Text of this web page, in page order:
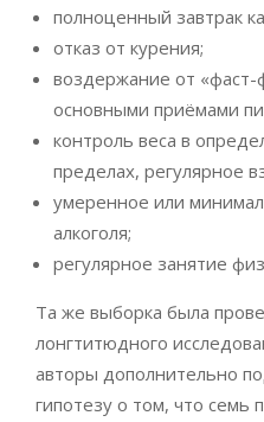
полноценный завтрак
отказ от курения;
воздержание от
основными приёмами
контроль веса в
пределах, регулярное
умеренное или
алкоголя;
регулярное занятие
Та же выборка была
лонгтитюдного
авторы дополнительно
гипотезу о том, что семь